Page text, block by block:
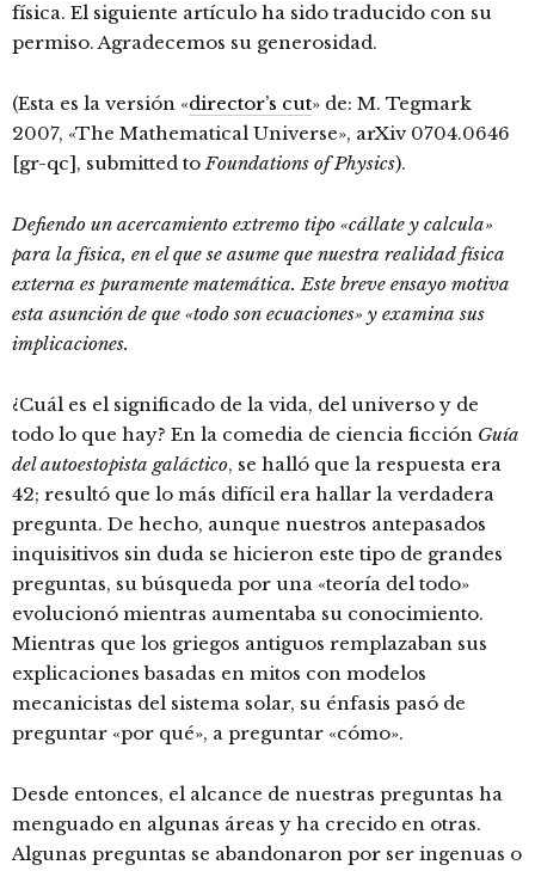
física. El siguiente artículo ha sido traducido con su
permiso. Agradecemos su generosidad.
(Esta es la versión «director’s cut» de: M. Tegmark
2007, «The Mathematical Universe», arXiv 0704.0646
[gr-qc], submitted toFoundations of Physics).
Defiendo un acercamiento extremo tipo «cállate y calcula»
para la física, en el que se asume que nuestra realidad física
externa es puramente matemática. Este breve ensayo motiva
esta asunción de que «todo son ecuaciones» y examina sus
implicaciones.
¿Cuál es el significado de la vida, del universo y de
todo lo que hay? En la comedia de ciencia ficción Guía
del autoestopista galáctico, se halló que la respuesta era
42; resultó que lo más difícil era hallar la verdadera
pregunta. De hecho, aunque nuestros antepasados
inquisitivos sin duda se hicieron este tipo de grandes
preguntas, su búsqueda por una «teoría del todo»
evolucionó mientras aumentaba su conocimiento.
Mientras que los griegos antiguos remplazaban sus
explicaciones basadas en mitos con modelos
mecanicistas del sistema solar, su énfasis pasó de
preguntar «por qué», a preguntar «cómo».
Desde entonces, el alcance de nuestras preguntas ha
menguado en algunas áreas y ha crecido en otras.
Algunas preguntas se abandonaron por ser ingenuas o